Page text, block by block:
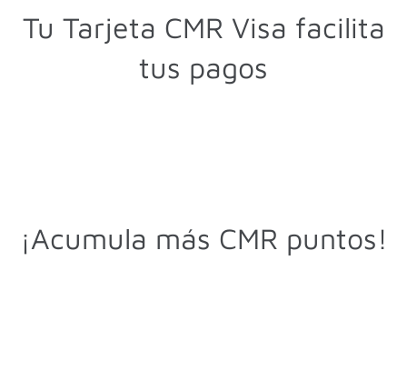
Tu Tarjeta CMR Visa facilita
tus pagos
¡Acumula más CMR puntos!